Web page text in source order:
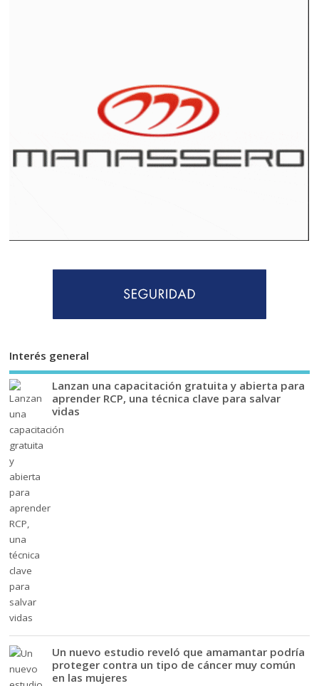
Interés general
Lanzan una capacitación gratuita y abierta para
aprender RCP, una técnica clave para salvar
vidas
Un nuevo estudio reveló que amamantar podría
proteger contra un tipo de cáncer muy común
en las mujeres